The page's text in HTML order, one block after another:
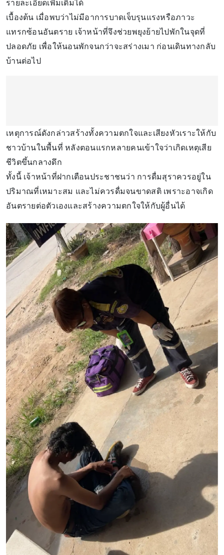
รายละเอียดเพิ่มเติมได้
เบื้องต้น เมื่อพบว่าไม่มีอาการบาดเจ็บรุนแรงหรือภาวะ
แทรกซ้อนอันตราย เจ้าหน้าที่จึงช่วยพยุงย้ายไปพักในจุดที่
ปลอดภัย เพื่อให้นอนพักจนกว่าจะสร่างเมา ก่อนเดินทางกลับ
บ้านต่อไป
เหตุการณ์ดังกล่าวสร้างทั้งความตกใจและเสียงหัวเราะให้กับ
ชาวบ้านในพื้นที่ หลังตอนแรกหลายคนเข้าใจว่าเกิดเหตุเสีย
ชีวิตขึ้นกลางดึก
ทั้งนี้ เจ้าหน้าที่ฝากเตือนประชาชนว่า การดื่มสุราควรอยู่ใน
ปริมาณที่เหมาะสม และไม่ควรดื่มจนขาดสติ เพราะอาจเกิด
อันตรายต่อตัวเองและสร้างความตกใจให้กับผู้อื่นได้